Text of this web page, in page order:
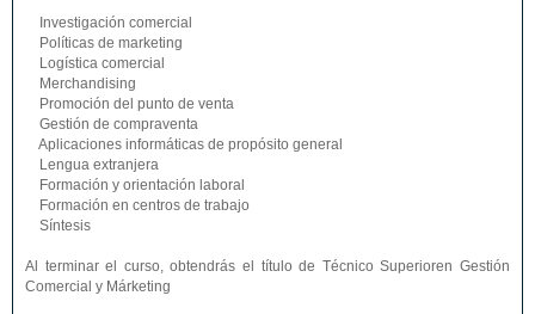
Investigación comercial
Políticas de marketing
Logística comercial
Merchandising
Promoción del punto de venta
Gestión de compraventa
Aplicaciones informáticas de propósito general
Lengua extranjera
Formación y orientación laboral
Formación en centros de trabajo
Síntesis
Al terminar el curso, obtendrás el título de Técnico Superioren Gestión
Comercial y Márketing